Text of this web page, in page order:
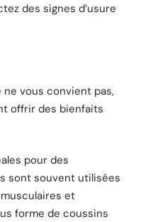
des signes d’usure
ne vous convient pas,
offrir des bienfaits
pour des
sont souvent utilisées
et
forme de coussins